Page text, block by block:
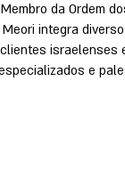
da Ordem
integra
e